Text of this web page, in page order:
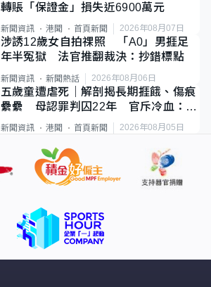
轉賬「保證金」損失近6900萬元
新聞資訊 港聞 首頁新聞 2026年08月07日
涉誘12歲女自拍祼照 「A0」男捱足
年半冤獄 法官推翻裁決：抄錯標點
新聞資訊 新聞熱話 2026年08月06日
五歲童遭虐死｜解剖揭長期捱餓、傷痕
纍纍 母認罪判囚22年 官斥冷血：同
類案最惡劣
新聞資訊 港聞 首頁新聞 2026年08月05日